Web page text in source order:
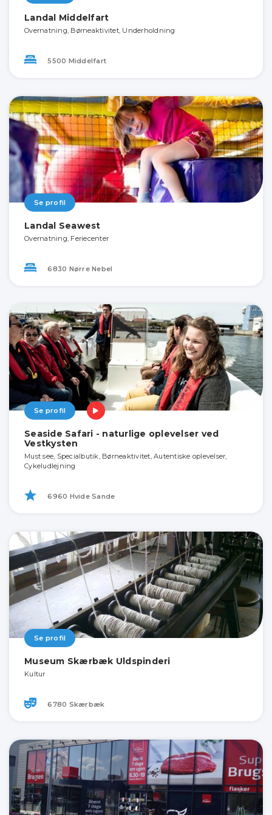
Landal Middelfart
Overnatning, Børneaktivitet, Underholdning
5500 Middelfart
Se profil
Landal Seawest
Overnatning, Feriecenter
6830 Nørre Nebel
Se profil
Seaside Safari - naturlige oplevelser ved
Vestkysten
Must see, Specialbutik, Børneaktivitet, Autentiske oplevelser,
Cykeludlejning
6960 Hvide Sande
Se profil
Museum Skærbæk Uldspinderi
Kultur
6780 Skærbæk